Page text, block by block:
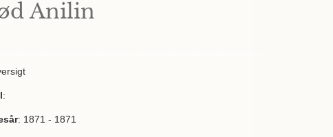
Anilin
:
: 1871 - 1871